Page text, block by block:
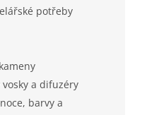
potřeby
vosky a difuzéry
barvy a